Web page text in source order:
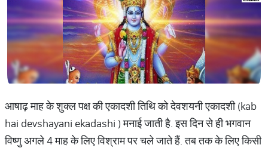
आषाढ़ माह के शुक्ल पक्ष की एकादशी तिथि को देवशयनी एकादशी (kab
hai devshayani ekadashi ) मनाई जाती है. इस दिन से ही भगवान
विष्णु अगले 4 माह के लिए विश्राम पर चले जाते हैं. तब तक के लिए किसी